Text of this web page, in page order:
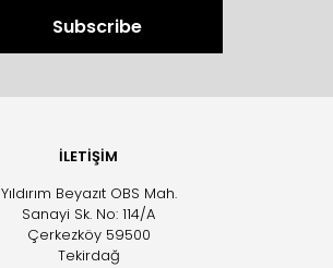
İLETİŞİM
Yıldırım Beyazıt OBS Mah.
Sanayi Sk. No: 114/A
Çerkezköy 59500
Tekirdağ